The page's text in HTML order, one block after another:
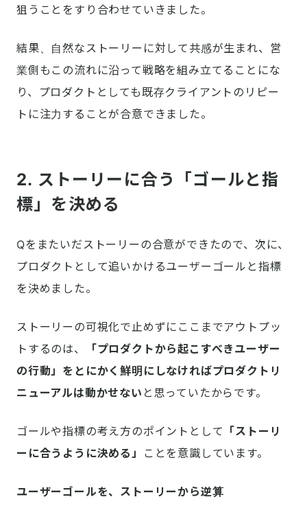
狙うことをすり合わせていきました。
結果、自然なストーリーに対して共感が生まれ、営
業側もこの流れに沿って戦略を組み立てることにな
り、プロダクトとしても既存クライアントのリピー
トに注力することが合意できました。
2. ストーリーに合う「ゴールと指
標」を決める
Qをまたいだストーリーの合意ができたので、次に、
プロダクトとして追いかけるユーザーゴールと指標
を決めました。
ストーリーの可視化で止めずにここまでアウトプッ
トするのは、
「プロダクトから起こすべきユーザー
の行動」をとにかく鮮明にしなければプロダクトリ
ニューアルは動かせない と思っていたからです。
ゴールや指標の考え方のポイントとして 「ストーリ
ーに合うように決める」
ことを意識しています。
ユーザーゴールを、ストーリーから逆算